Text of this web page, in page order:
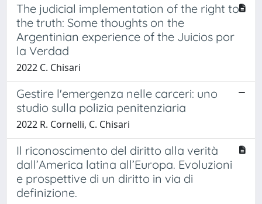
The judicial implementation of the right to
the truth: Some thoughts on the
Argentinian experience of the Juicios por
la Verdad
2022 C. Chisari
Gestire l'emergenza nelle carceri: uno
studio sulla polizia penitenziaria
2022 R. Cornelli, C. Chisari
Il riconoscimento del diritto alla verità
dall’America latina all’Europa. Evoluzioni
e prospettive di un diritto in via di
definizione.